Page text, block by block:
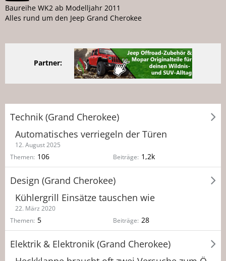
Baureihe WK2 ab Modelljahr 2011
Alles rund um den Jeep Grand Cherokee
Partner:
Technik (Grand Cherokee)
Themen 106 Beiträge 1,2k
Automatisches verriegeln der Türen
12. August 2025
Design (Grand Cherokee)
Themen 5 Beiträge 28
Kühlergrill Einsätze tauschen wie
22. März 2020
Elektrik & Elektronik (Grand Cherokee)